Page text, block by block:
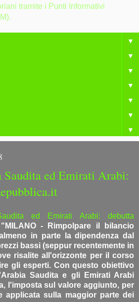
tramite i Punti Informativi
▼
▼
▼
▼
▼
▼
▼
ed Emirati Arabi:
ed Emirati Arabi: debutta
"MILANO - Rimpolpare il bilancio
in parte la dipendenza dal
bassi (seppur recentemente in
risalite all'orizzonte per il corso
gli esperti. Con questo obiettivo
Saudita e gli Emirati Arabi
l'imposta sul valore aggiunto, per
applicata sulla maggior parte dei